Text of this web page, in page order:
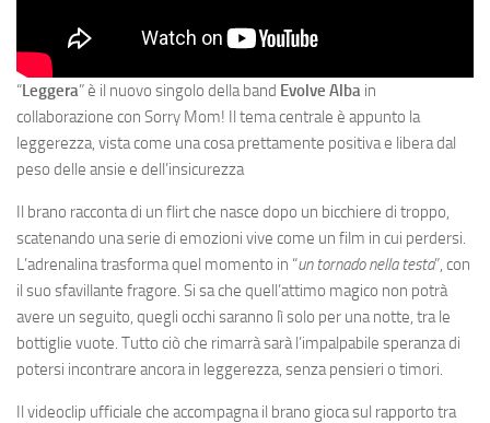
“Leggera” è il nuovo singolo della band Evolve Alba in
collaborazione con Sorry Mom! Il tema centrale è appunto la
leggerezza, vista come una cosa prettamente positiva e libera dal
peso delle ansie e dell’insicurezza
Il brano racconta di un flirt che nasce dopo un bicchiere di troppo,
scatenando una serie di emozioni vive come un film in cui perdersi.
L’adrenalina trasforma quel momento in “un tornado nella testa”, con
il suo sfavillante fragore. Si sa che quell’attimo magico non potrà
avere un seguito, quegli occhi saranno lì solo per una notte, tra le
bottiglie vuote. Tutto ciò che rimarrà sarà l’impalpabile speranza di
potersi incontrare ancora in leggerezza, senza pensieri o timori.
Il videoclip ufficiale che accompagna il brano gioca sul rapporto tra